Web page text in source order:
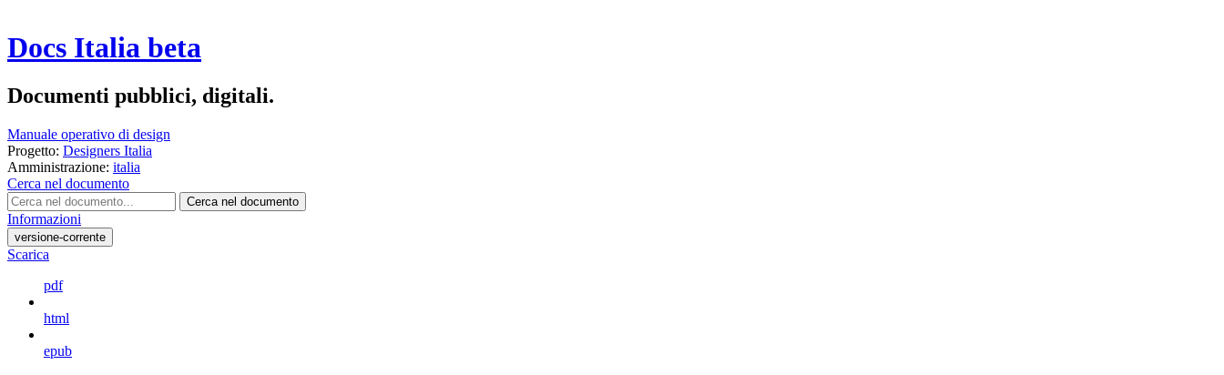
Docs Italia beta
Documenti pubblici, digitali.
Manuale operativo di design
Progetto: Designers Italia
Amministrazione: italia
Cerca nel documento
Cerca nel documento
Informazioni
versione-corrente
Scarica
pdf
html
epub